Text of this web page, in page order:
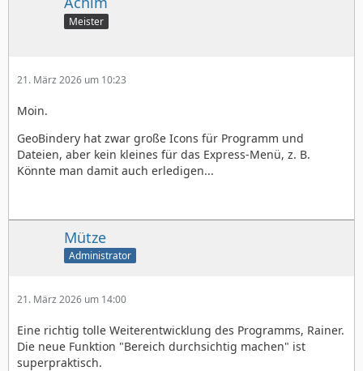
Meister
21. März 2026 um 10:23
Moin.
GeoBindery hat zwar große Icons für Programm und
Dateien, aber kein kleines für das Express-Menü, z. B.
Könnte man damit auch erledigen...
Mütze
Administrator
21. März 2026 um 14:00
Eine richtig tolle Weiterentwicklung des Programms, Rainer.
Die neue Funktion "Bereich durchsichtig machen" ist
superpraktisch.